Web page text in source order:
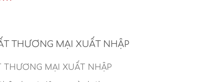
THƯƠNG MẠI XUẤT NHẬP
THƯƠNG MẠI XUẤT NHẬP